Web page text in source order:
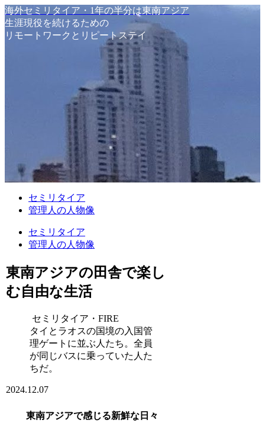
海外セミリタイア・1年の半分は東南アジア
生涯現役を続けるための
リモートワークとリピートステイ
セミリタイア
管理人の人物像
セミリタイア
管理人の人物像
東南アジアの田舎で楽し
む自由な生活
セミリタイア・FIRE
タイとラオスの国境の入国管
理ゲートに並ぶ人たち。全員
が同じバスに乗っていた人た
ちだ。
2024.12.07
東南アジアで感じる新鮮な日々